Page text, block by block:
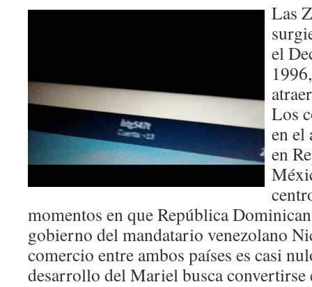
Las
el
Los
en el
en
momentos en que República
gobierno del mandatario venezolano
comercio entre ambos países es casi
desarrollo del Mariel busca convertirse